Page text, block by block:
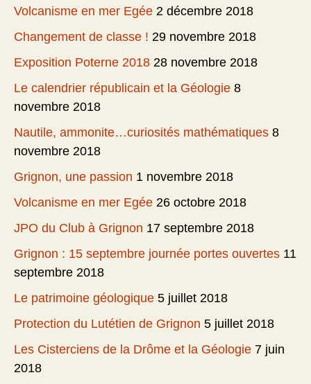
Volcanisme en mer Egée 2 décembre 2018
Changement de classe ! 29 novembre 2018
Exposition Poterne 2018 28 novembre 2018
Le calendrier républicain et la Géologie 8
novembre 2018
Nautile, ammonite…curiosités mathématiques 8
novembre 2018
Grignon, une passion 1 novembre 2018
Volcanisme en mer Egée 26 octobre 2018
JPO du Club à Grignon 17 septembre 2018
Grignon : 15 septembre journée portes ouvertes 11
septembre 2018
Le patrimoine géologique 5 juillet 2018
Protection du Lutétien de Grignon 5 juillet 2018
Les Cisterciens de la Drôme et la Géologie 7 juin
2018